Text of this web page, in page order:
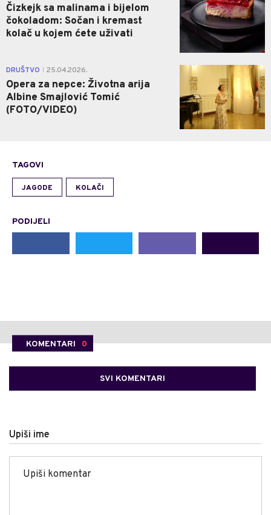
Čizkejk sa malinama i bijelom
čokoladom: Sočan i kremast
kolač u kojem ćete uživati
DRUŠTVO 25.04.2026.
Opera za nepce: Životna arija
Albine Smajlović Tomić
(FOTO/VIDEO)
0
TAGOVI
JAGODE KOLAČI
PODIJELI
KOMENTARI 0
SVI KOMENTARI
Upiši ime